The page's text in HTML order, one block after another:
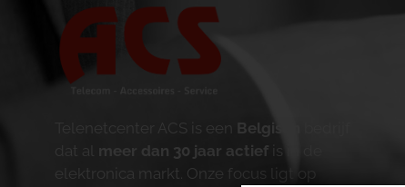
Telenetcenter ACS is een Belgisch
dat al meer dan 30 jaar actief is in de
elektronica markt. Onze focus ligt op